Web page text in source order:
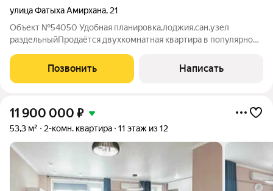
улица Фатыха Амирхана, 21
Объект №54050 Удобная планировка,лоджия,сан.узел
раздельныйПродаётся двухкомнатная квартира в популярном
адресу: ул. Фатыха Амирхана, дом 21. Квартира расположена на
9-м этаже, окна выходят во
Позвонить Написать
11 900 000 ₽
53,3 м² 2-комн. квартира 11 этаж из 12